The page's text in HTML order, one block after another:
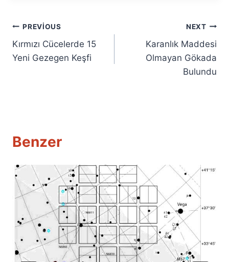
Yazı
gezinmesi
PREVIOUS
Kırmızı Cücelerde 15
Yeni Gezegen Keşfi
NEXT
Karanlık Maddesi
Olmayan Gökada
Bulundu
Benzer